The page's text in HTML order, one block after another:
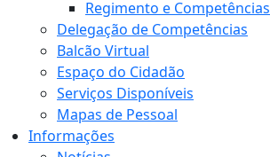
Regimento e Competências
Delegação de Competências
Balcão Virtual
Espaço do Cidadão
Serviços Disponíveis
Mapas de Pessoal
Informações